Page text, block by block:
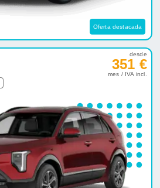
Oferta destacada
desde
351 €
mes / IVA incl.